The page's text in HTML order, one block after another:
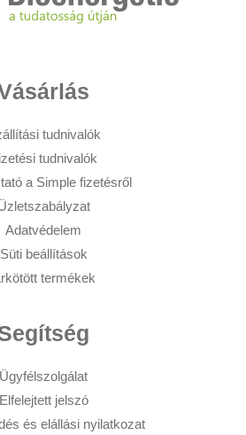
tudnivalók
tudnivalók
a Simple fizetésről
Adatvédelem
Süti beállítások
termékek
Ügyfélszolgálat
Elfelejtett jelszó
és elállási nyilatkozat